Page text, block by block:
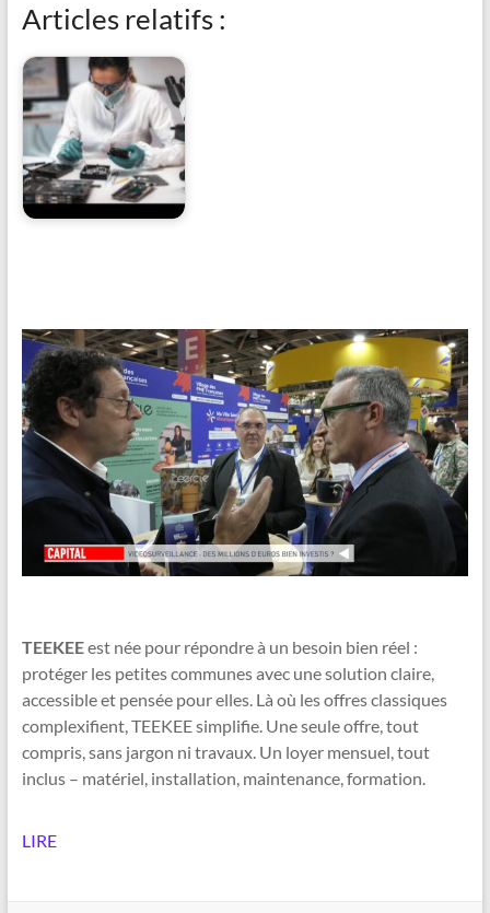
Articles relatifs :
TEEKEEest née pour répondre à un besoin bien réel :
protéger les petites communes avec une solution claire,
accessible et pensée pour elles. Là où les offres classiques
complexifient, TEEKEE simplifie. Une seule offre, tout
compris, sans jargon ni travaux. Un loyer mensuel, tout
inclus – matériel, installation, maintenance, formation.
LIRE